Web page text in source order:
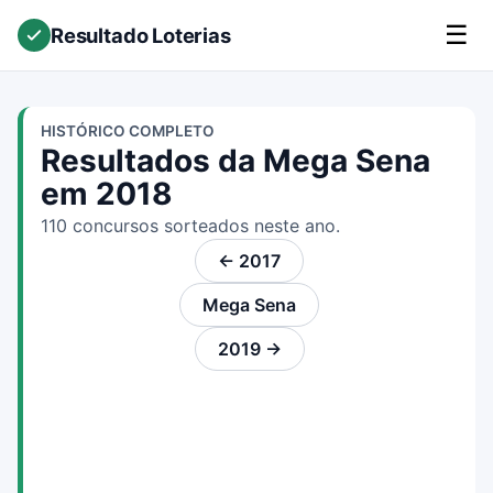
Resultado Loterias ☰
HISTÓRICO COMPLETO
Resultados da Mega Sena
em 2018
110 concursos sorteados neste ano.
← 2017
Mega Sena
2019 →